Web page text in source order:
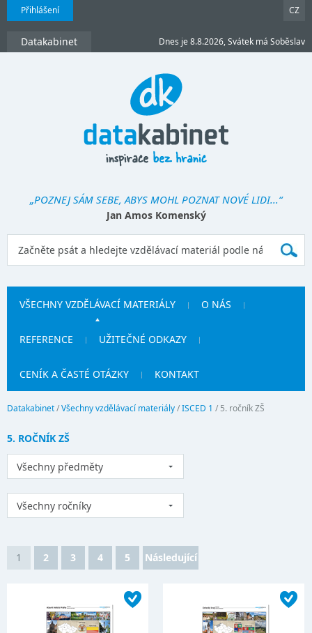
Přihlášení CZ
Datakabinet Dnes je 8.8.2026, Svátek má Soběslav
„POZNEJ SÁM SEBE, ABYS MOHL POZNAT NOVÉ LIDI...“
Jan Amos Komenský
VŠECHNY VZDĚLÁVACÍ MATERIÁLY O NÁS
REFERENCE UŽITEČNÉ ODKAZY
CENÍK A ČASTÉ OTÁZKY KONTAKT
Datakabinet/Všechny vzdělávací materiály/ISCED 1 / 5. ročník ZŠ
5. ROČNÍK ZŠ
Všechny předměty
Všechny ročníky
1 2 3 4 5 Následující